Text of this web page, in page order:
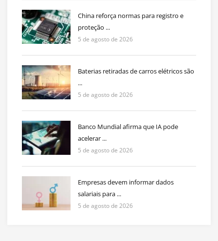
China reforça normas para registro e
proteção ...
5 de agosto de 2026
Baterias retiradas de carros elétricos são
...
5 de agosto de 2026
Banco Mundial afirma que IA pode
acelerar ...
5 de agosto de 2026
Empresas devem informar dados
salariais para ...
5 de agosto de 2026